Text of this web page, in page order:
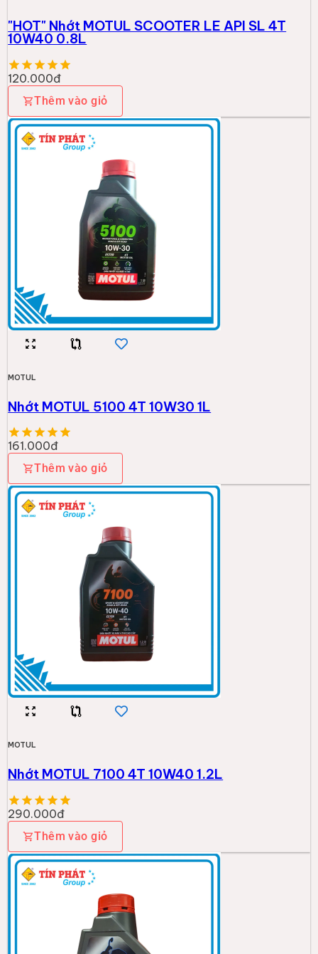
"HOT" Nhớt MOTUL SCOOTER LE API SL 4T
10W40 0.8L
120.000đ
Thêm vào giỏ
MOTUL
Nhớt MOTUL 5100 4T 10W30 1L
161.000đ
Thêm vào giỏ
MOTUL
Nhớt MOTUL 7100 4T 10W40 1.2L
290.000đ
Thêm vào giỏ